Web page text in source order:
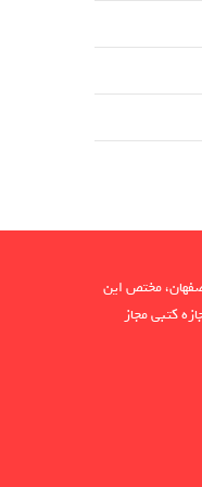
مختص این
کتبی مجاز